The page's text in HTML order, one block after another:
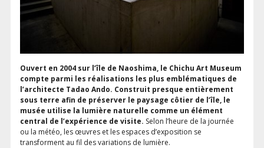
Ouvert en 2004 sur l’île de Naoshima, le Chichu Art Museum
compte parmi les réalisations les plus emblématiques de
l’architecte Tadao Ando. Construit presque entièrement
sous terre afin de préserver le paysage côtier de l’île, le
musée utilise la lumière naturelle comme un élément
central de l’expérience de visite. Selon l’heure de la journée
ou la météo, les œuvres et les espaces d’exposition se
transforment au fil des variations de lumière.